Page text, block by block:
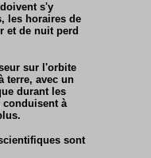
s'y
les horaires de
et de nuit perd
sur l'orbite
terre, avec un
durant les
conduisent à
sont